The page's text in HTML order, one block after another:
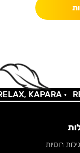
KAPARA •
רוסיות